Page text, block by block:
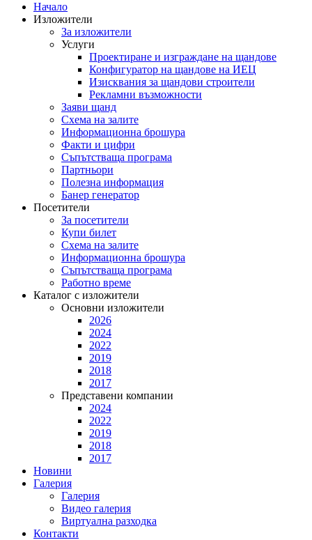
Начало
Изложители
За изложители
Услуги
Проектиране и изграждане на щандове
Конфигуратор на щандове на ИЕЦ
Изисквания за щандови строители
Рекламни възможности
Заяви щанд
Схема на залите
Информационна брошура
Факти и цифри
Съпътстваща програма
Партньори
Полезна информация
Банер генератор
Посетители
За посетители
Купи билет
Схема на залите
Информационна брошура
Съпътстваща програма
Работно време
Каталог с изложители
Основни изложители
2026
2024
2022
2019
2018
2017
Представени компании
2024
2022
2019
2018
2017
Новини
Галерия
Галерия
Видео галерия
Виртуална разходка
Контакти